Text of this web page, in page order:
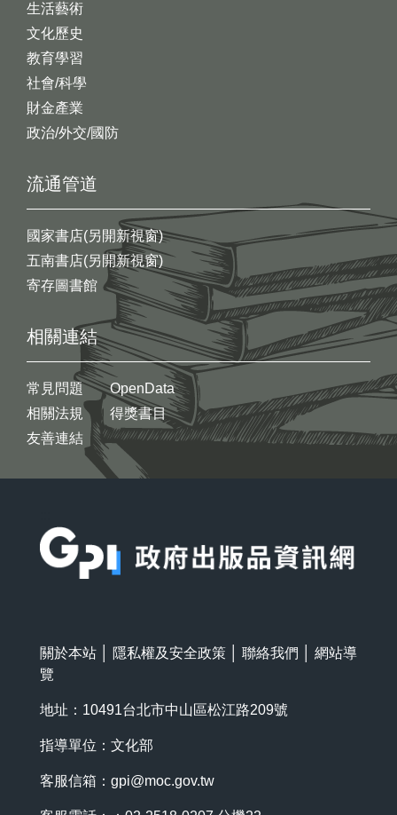
生活藝術
文化歷史
教育學習
社會/科學
財金產業
政治/外交/國防
流通管道
國家書店(另開新視窗)
五南書店(另開新視窗)
寄存圖書館
相關連結
常見問題
相關法規
友善連結
OpenData
得獎書目
關於本站 隱私權及安全政策 聯絡我們
網站導
覽
地址：10491台北市中山區松江路209號
指導單位：文化部
客服信箱： gpi@moc.gov.tw